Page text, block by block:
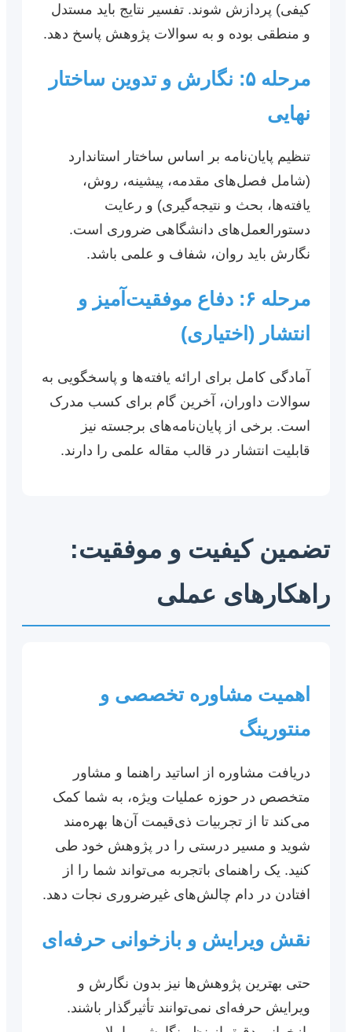
کیفی) پردازش شوند. تفسیر نتایج باید مستدل
و منطقی بوده و به سوالات پژوهش پاسخ دهد.
مرحله ۵: نگارش و تدوین ساختار
نهایی
تنظیم پایان‌نامه بر اساس ساختار استاندارد
(شامل فصل‌های مقدمه، پیشینه، روش،
یافته‌ها، بحث و نتیجه‌گیری) و رعایت
دستورالعمل‌های دانشگاهی ضروری است.
نگارش باید روان، شفاف و علمی باشد.
مرحله ۶: دفاع موفقیت‌آمیز و
انتشار (اختیاری)
آمادگی کامل برای ارائه یافته‌ها و پاسخگویی به
سوالات داوران، آخرین گام برای کسب مدرک
است. برخی از پایان‌نامه‌های برجسته نیز
قابلیت انتشار در قالب مقاله علمی را دارند.
تضمین کیفیت و موفقیت:
راهکارهای عملی
اهمیت مشاوره تخصصی و
منتورینگ
دریافت مشاوره از اساتید راهنما و مشاور
متخصص در حوزه عملیات ویژه، به شما کمک
می‌کند تا از تجربیات ذی‌قیمت آن‌ها بهره‌مند
شوید و مسیر درستی را در پژوهش خود طی
کنید. یک راهنمای باتجربه می‌تواند شما را از
افتادن در دام چالش‌های غیرضروری نجات دهد.
نقش ویرایش و بازخوانی حرفه‌ای
حتی بهترین پژوهش‌ها نیز بدون نگارش و
ویرایش حرفه‌ای نمی‌توانند تأثیرگذار باشند.